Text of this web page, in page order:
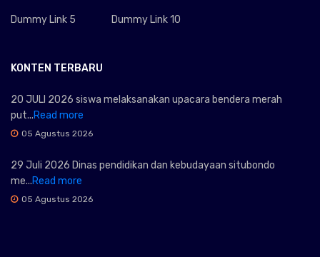
Dummy Link 5 Dummy Link 10
KONTEN TERBARU
20 JULI 2026 siswa melaksanakan upacara bendera merah
put...Read more
05 Agustus 2026
29 Juli 2026 Dinas pendidikan dan kebudayaan situbondo
me...Read more
05 Agustus 2026